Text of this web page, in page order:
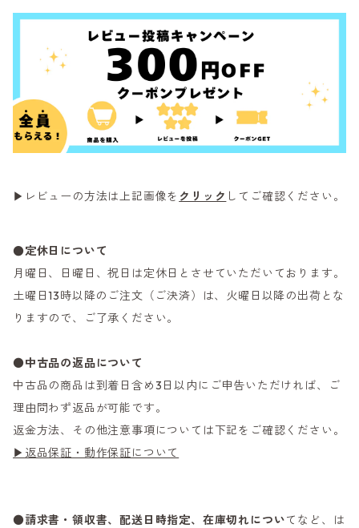
▶レビューの方法は上記画像を クリック してご確認ください。
●定休日について
月曜日、日曜日、祝日は定休日とさせていただいております。
土曜日13時以降のご注文（ご決済）は、火曜日以降の出荷とな
りますので、ご了承ください。
●中古品の返品について
中古品の商品は到着日含め3日以内にご申告いただければ、ご
理由問わず返品が可能です。
返金方法、その他注意事項については下記をご確認ください。
▶返品保証・動作保証について
●請求書・領収書、配送日時指定、在庫切れについてなど、は